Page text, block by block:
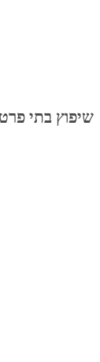
שיפוץ בתי